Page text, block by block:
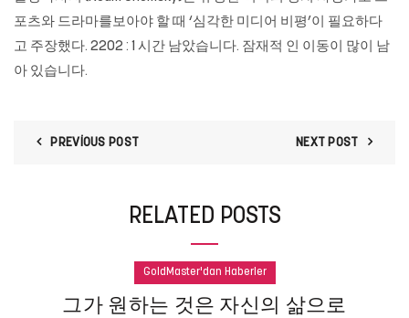
포츠와 드라마를보아야 할 때 ‘심각한 미디어 비평’이 필요하다
고 주장했다. 2202 : 1 시간 남았습니다. 잠재적 인 이동이 많이 남
아 있습니다.
PREVIOUS POST NEXT POST
RELATED POSTS
GoldMaster'dan Haberler
그가 원하는 것은 자신의 삶으로